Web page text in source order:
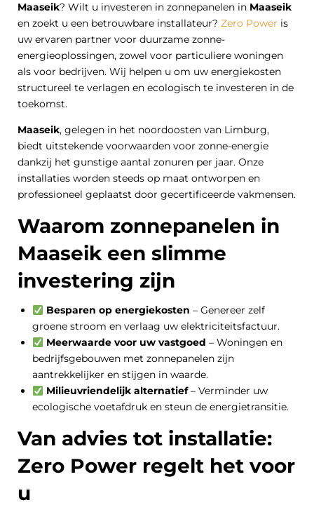
Maaseik? Wilt u investeren in zonnepanelen in Maaseik
en zoekt u een betrouwbare installateur? Zero Power is
uw ervaren partner voor duurzame zonne-
energieoplossingen, zowel voor particuliere woningen
als voor bedrijven. Wij helpen u om uw energiekosten
structureel te verlagen en ecologisch te investeren in de
toekomst.
Maaseik, gelegen in het noordoosten van Limburg,
biedt uitstekende voorwaarden voor zonne-energie
dankzij het gunstige aantal zonuren per jaar. Onze
installaties worden steeds op maat ontworpen en
professioneel geplaatst door gecertificeerde vakmensen.
Waarom zonnepanelen in
Maaseik een slimme
investering zijn
Besparen op energiekosten – Genereer zelf
groene stroom en verlaag uw elektriciteitsfactuur.
Meerwaarde voor uw vastgoed – Woningen en
bedrijfsgebouwen met zonnepanelen zijn
aantrekkelijker en stijgen in waarde.
Milieuvriendelijk alternatief– Verminder uw
ecologische voetafdruk en steun de energietransitie.
Van advies tot installatie:
Zero Power regelt het voor
u